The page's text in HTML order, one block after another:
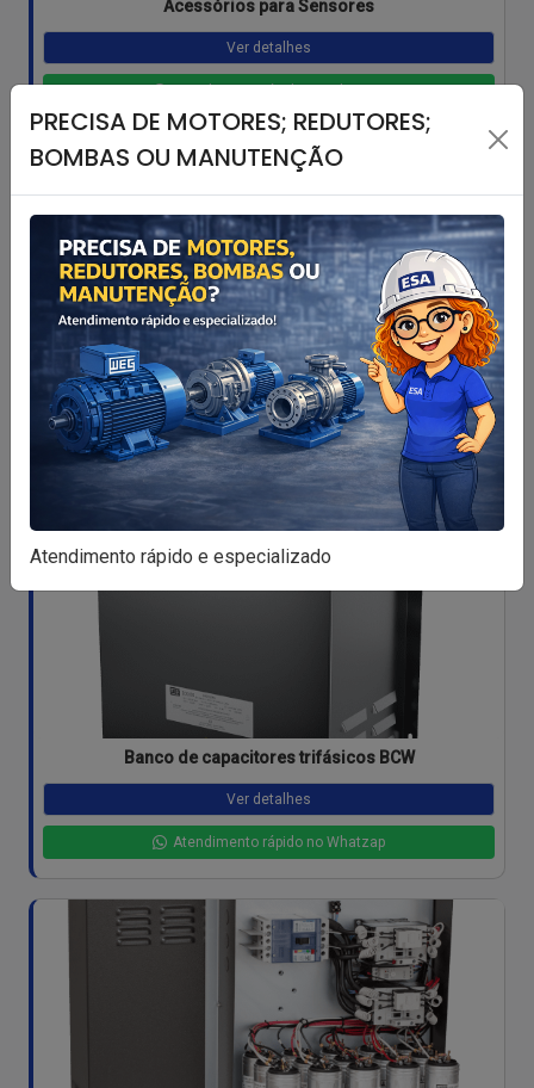
PRECISA DE MOTORES; REDUTORES;
BOMBAS OU MANUTENÇÃO
Atendimento rápido e especializado
Acessórios para Sensores
Ver detalhes
AFW11 Inversor de Frequência Montado em Painel
Ver detalhes
Atendimento rápido no Whatzap
Banco de capacitores trifásicos BCW
Ver detalhes
Atendimento rápido no Whatzap